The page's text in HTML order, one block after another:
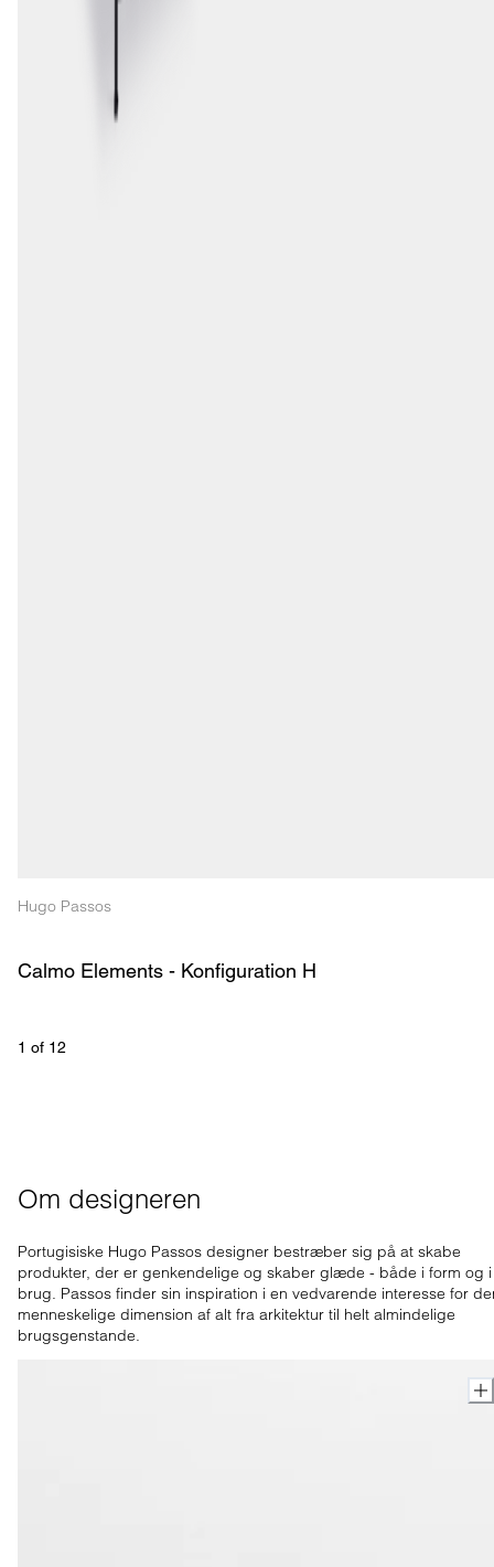
Hugo Passos
Calmo Elements - Konfiguration H
1 of 12
Om designeren
Portugisiske Hugo Passos designer bestræber sig på at skabe
produkter, der er genkendelige og skaber glæde - både i form og i
brug. Passos finder sin inspiration i en vedvarende interesse for
menneskelige dimension af alt fra arkitektur til helt almindelige
brugsgenstande.